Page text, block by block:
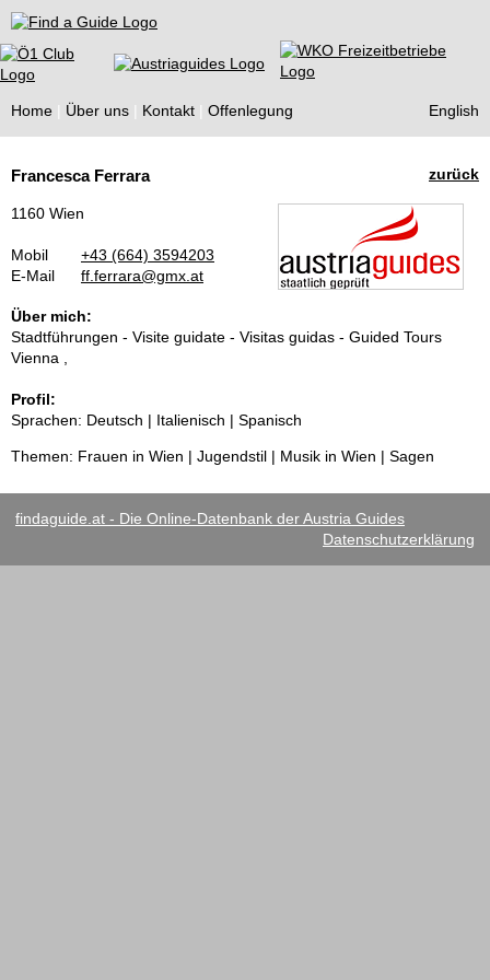
Find a Guide
Home Über uns Kontakt Offenlegung English
Guides
zurück
Francesca Ferrara
1160 Wien
Mobil
+43 (664) 3594203
E-Mail
ff.ferrara@gmx.at
Über mich:
Stadtführungen - Visite guidate - Visitas guidas - Guided Tours
Vienna ,
Profil:
Sprachen: Deutsch | Italienisch | Spanisch
Themen: Frauen in Wien | Jugendstil | Musik in Wien | Sagen
findaguide.at - Die Online-Datenbank der Austria Guides
Datenschutzerklärung